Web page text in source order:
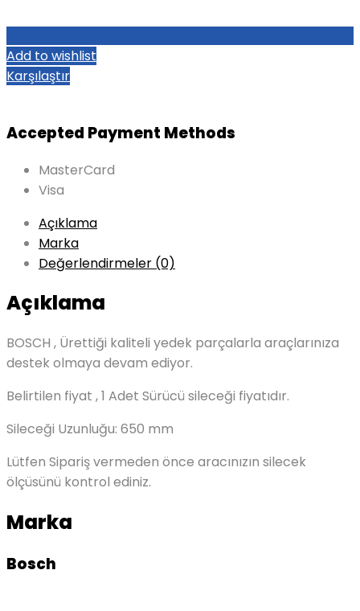
Add to wishlist
Karşılaştır
Accepted Payment Methods
MasterCard
Visa
Açıklama
Marka
Değerlendirmeler (0)
Açıklama
BOSCH , Ürettiği kaliteli yedek parçalarla araçlarınıza
destek olmaya devam ediyor.
Belirtilen fiyat , 1 Adet Sürücü sileceği fiyatıdır.
Sileceği Uzunluğu: 650 mm
Lütfen Sipariş vermeden önce aracınızın silecek
ölçüsünü kontrol ediniz.
Marka
Bosch